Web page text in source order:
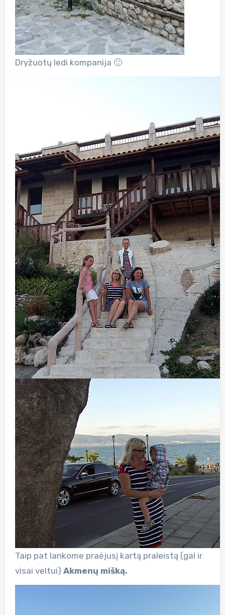
Dryžuotų ledi kompanija 🙂
Taip pat lankome praėjusį kartą praleistą (gal ir
visai veltui) Akmenų mišką.